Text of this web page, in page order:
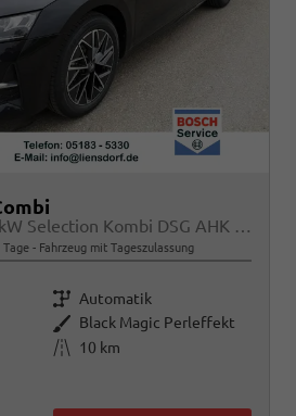
1.5 TSI mHEV 110 kW Selection Kombi DSG AHK ACC Kamera Sunset
Tage Fahrzeug mit Tageszulassung
Getriebe Automatik
Außenfarbe Black Magic Perleffekt
Kilometerstand
10 km